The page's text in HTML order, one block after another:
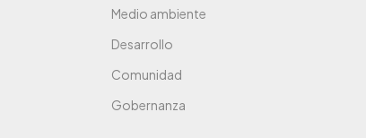
Medio ambiente
Desarrollo
Comunidad
Gobernanza